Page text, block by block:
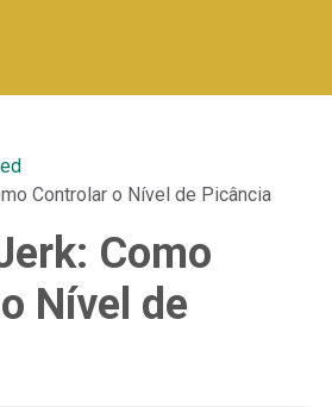
Controlar o Nível de Picância
Como
Nível de